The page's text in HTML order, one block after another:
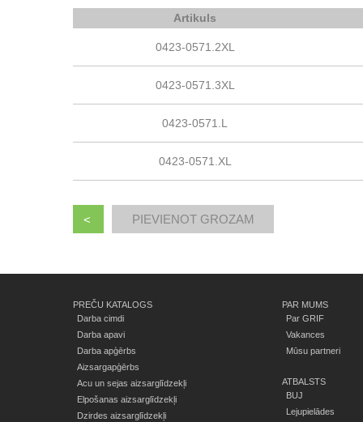
Artikuls
0423-0571.2XL
0423-0571.3XL
0423-0571.L
0423-0571.XL
<
PREČU KATALOGS
Darba cimdi
Darba apavi
Darba apģērbs
Aizsargapģērbs
Acu un sejas aizsarglīdzekļi
Elpošanas aizsarglīdzekļi
Dzirdes aizsarglīdzekļi
PAR MUMS
Par GRIF
Vakances
Mūsu partneri
ATBALSTS
BUJ
Lejupielādes